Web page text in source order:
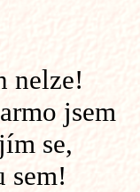
nelze!
jsem
se,
sem!